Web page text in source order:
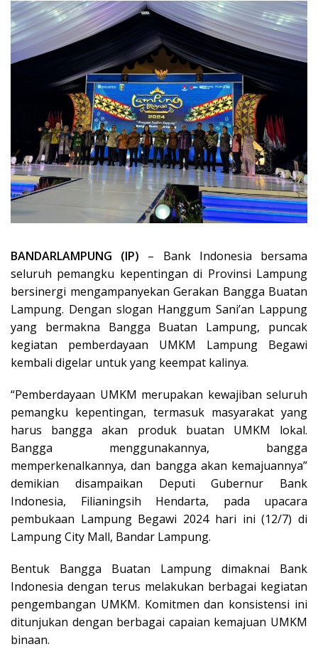
BANDARLAMPUNG (IP) – Bank Indonesia bersama
seluruh pemangku kepentingan di Provinsi Lampung
bersinergi mengampanyekan Gerakan Bangga Buatan
Lampung. Dengan slogan Hanggum Sani’an Lappung
yang bermakna Bangga Buatan Lampung, puncak
kegiatan pemberdayaan UMKM Lampung Begawi
kembali digelar untuk yang keempat kalinya.
“Pemberdayaan UMKM merupakan kewajiban seluruh
pemangku kepentingan, termasuk masyarakat yang
harus bangga akan produk buatan UMKM lokal.
Bangga menggunakannya, bangga
memperkenalkannya, dan bangga akan kemajuannya”
demikian disampaikan Deputi Gubernur Bank
Indonesia, Filianingsih Hendarta, pada upacara
pembukaan Lampung Begawi 2024 hari ini (12/7) di
Lampung City Mall, Bandar Lampung.
Bentuk Bangga Buatan Lampung dimaknai Bank
Indonesia dengan terus melakukan berbagai kegiatan
pengembangan UMKM. Komitmen dan konsistensi ini
ditunjukan dengan berbagai capaian kemajuan UMKM
binaan.